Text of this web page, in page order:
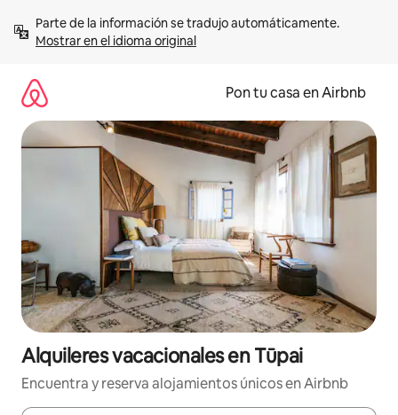
contenidoMostrar en el idioma original
Pon tu casa en Airbnb
Alquileres vacacionales en Tūpai
Encuentra y reserva alojamientos únicos en Airbnb